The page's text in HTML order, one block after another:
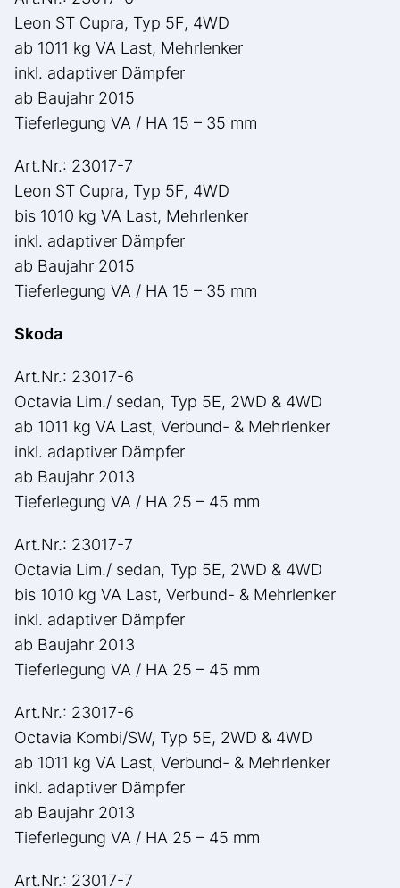
Leon ST Cupra, Typ 5F, 4WD
ab 1011 kg VA Last, Mehrlenker
inkl. adaptiver Dämpfer
ab Baujahr 2015
Tieferlegung VA / HA 15 – 35 mm
Art.Nr.: 23017-7
Leon ST Cupra, Typ 5F, 4WD
bis 1010 kg VA Last, Mehrlenker
inkl. adaptiver Dämpfer
ab Baujahr 2015
Tieferlegung VA / HA 15 – 35 mm
Skoda
Art.Nr.: 23017-6
Octavia Lim./ sedan, Typ 5E, 2WD & 4WD
ab 1011 kg VA Last, Verbund- & Mehrlenker
inkl. adaptiver Dämpfer
ab Baujahr 2013
Tieferlegung VA / HA 25 – 45 mm
Art.Nr.: 23017-7
Octavia Lim./ sedan, Typ 5E, 2WD & 4WD
bis 1010 kg VA Last, Verbund- & Mehrlenker
inkl. adaptiver Dämpfer
ab Baujahr 2013
Tieferlegung VA / HA 25 – 45 mm
Art.Nr.: 23017-6
Octavia Kombi/SW, Typ 5E, 2WD & 4WD
ab 1011 kg VA Last, Verbund- & Mehrlenker
inkl. adaptiver Dämpfer
ab Baujahr 2013
Tieferlegung VA / HA 25 – 45 mm
Art.Nr.: 23017-7